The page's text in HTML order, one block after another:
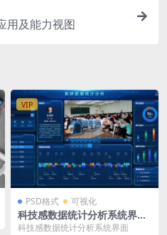
用及能力视图
VIP
PSD格式 可视化
科技感数据统计分析系统界面
教学教研学校数据统计分析可
科技感数据统计分析系统界面